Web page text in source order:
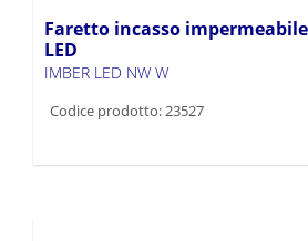
Faretto incasso impermeabile
LED
IMBER LED NW W
Codice prodotto: 23527